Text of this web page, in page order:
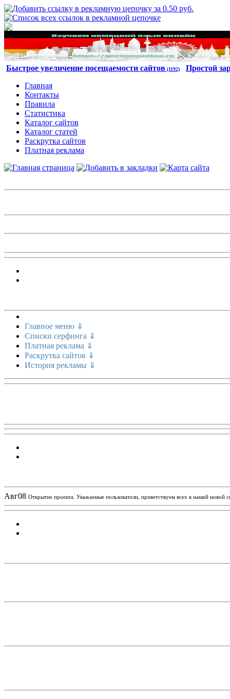
Быстрое увеличение посещаемости сайтов (1192) Простой
Главная
Контакты
Правила
Статистика
Каталог сайтов
Каталог статей
Раскрутка сайтов
Платная реклама
Главное меню ⇓
Списки серфинга ⇓
Платная реклама ⇓
Раскрутка сайтов ⇓
История рекламы ⇓
Авг08 Открытие проекта. Уважаемые пользователи, приветствуем всех в нашей новой